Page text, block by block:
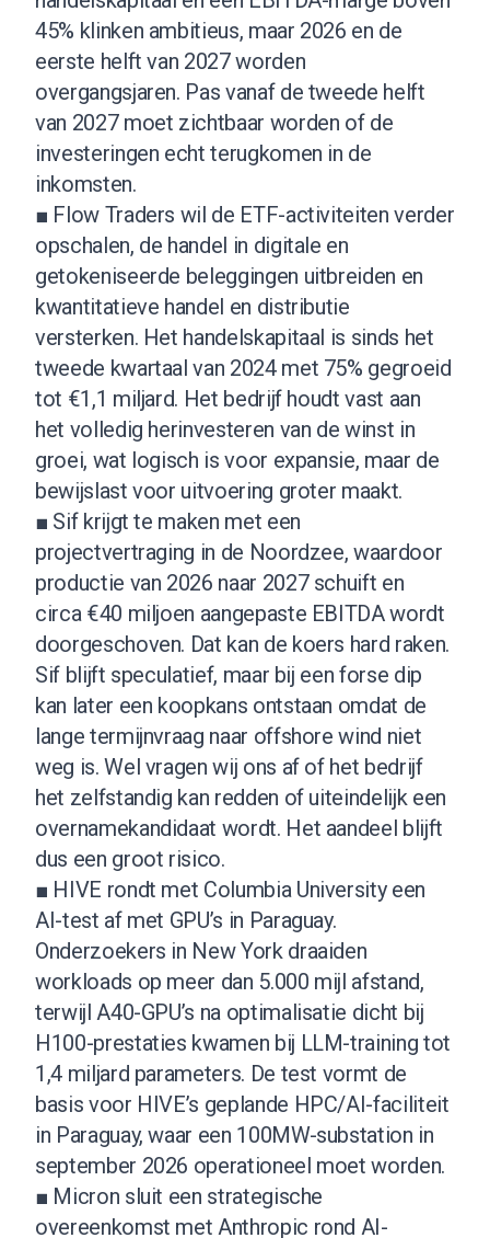
45% klinken ambitieus, maar 2026 en de
eerste helft van 2027 worden
overgangsjaren. Pas vanaf de tweede helft
van 2027 moet zichtbaar worden of de
investeringen echt terugkomen in de
inkomsten.
■ Flow Traders wil de ETF-activiteiten verder
opschalen, de handel in digitale en
getokeniseerde beleggingen uitbreiden en
kwantitatieve handel en distributie
versterken. Het handelskapitaal is sinds het
tweede kwartaal van 2024 met 75% gegroeid
tot €1,1 miljard. Het bedrijf houdt vast aan
het volledig herinvesteren van de winst in
groei, wat logisch is voor expansie, maar de
bewijslast voor uitvoering groter maakt.
■ Sif krijgt te maken met een
projectvertraging in de Noordzee, waardoor
productie van 2026 naar 2027 schuift en
circa €40 miljoen aangepaste EBITDA wordt
doorgeschoven. Dat kan de koers hard raken.
Sif blijft speculatief, maar bij een forse dip
kan later een koopkans ontstaan omdat de
lange termijnvraag naar offshore wind niet
weg is. Wel vragen wij ons af of het bedrijf
het zelfstandig kan redden of uiteindelijk een
overnamekandidaat wordt. Het aandeel blijft
dus een groot risico.
■ HIVE rondt met Columbia University een
AI-test af met GPU’s in Paraguay.
Onderzoekers in New York draaiden
workloads op meer dan 5.000 mijl afstand,
terwijl A40-GPU’s na optimalisatie dicht bij
H100-prestaties kwamen bij LLM-training tot
1,4 miljard parameters. De test vormt de
basis voor HIVE’s geplande HPC/AI-faciliteit
in Paraguay, waar een 100MW-substation in
september 2026 operationeel moet worden.
■ Micron sluit een strategische
overeenkomst met Anthropic rond AI-